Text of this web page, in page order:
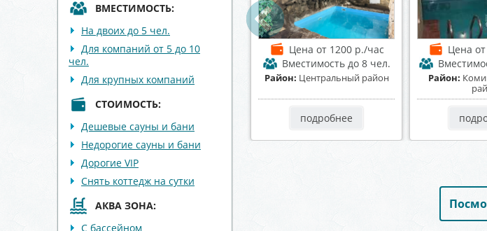
ВМЕСТИМОСТЬ:
На двоих до 5 чел.
Для компаний от 5 до 10
чел.
Для крупных компаний
СТОИМОСТЬ:
Дешевые сауны и бани
Недорогие сауны и бани
Дорогие VIP
Снять коттедж на сутки
АКВА ЗОНА:
С бассейном
до 8 чел.
район
Ценаот 1300 р./час
Район: Коминтерновский
район
Цена от 2000 р./час
Вместимость до 30 чел.
Район:Советский район
подробнее
Цена
Район: